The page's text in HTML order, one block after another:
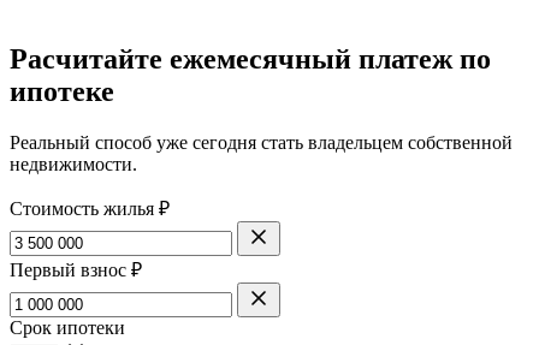
Расчитайте ежемесячный платеж по
ипотеке
Реальный способ уже сегодня стать владельцем собственной
недвижимости.
Стоимость жилья ₽
Первый взнос ₽
Срок ипотеки